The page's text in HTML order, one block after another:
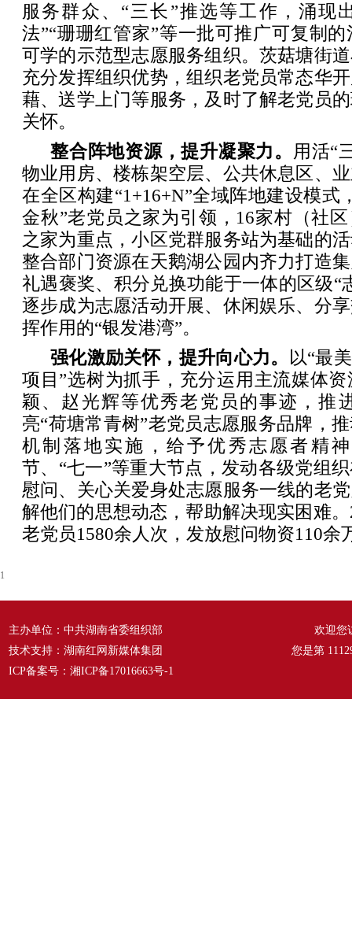
服务群众、“三长”推选等工作，涌现
法”“珊珊红管家”等一批可推广可复制
可学的示范型志愿服务组织。茨菇塘街
充分发挥组织优势，组织老党员常态华
藉、送学上门等服务，及时了解老党员
关怀。
整合阵地资源，提升凝聚力。 用活“
物业用房、楼栋架空层、公共休息区、
在全区构建“1+16+N”全域阵地建设模式
金秋”老党员之家为引领，16家村（社
之家为重点，小区党群服务站为基础的
整合部门资源在天鹅湖公园内齐力打造
礼遇褒奖、积分兑换功能于一体的区级“
逐步成为志愿活动开展、休闲娱乐、分
挥作用的“银发港湾”。
强化激励关怀，提升向心力。
以“最
项目”选树为抓手，充分运用主流媒体
颖、赵光辉等优秀老党员的事迹，推
亮“荷塘常青树”老党员志愿服务品牌，
机制落地实施，给予优秀志愿者精
节、“七一”等重大节点，发动各级党组
慰问、关心关爱身处志愿服务一线的老
解他们的思想动态，帮助解决现实困难
老党员1580余人次，发放慰问物资110余
1
主办单位：中共湖南省委组织部
技术支持：湖南红网新媒体集团
ICP备案号： 湘ICP备17016663号-1
欢迎您
您是第